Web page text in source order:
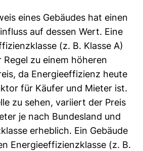
eines Gebäudes hat einen
auf dessen Wert. Eine
(z. B. Klasse A)
zu einem höheren
da Energieeffizienz heute
für Käufer und Mieter ist.
zu sehen, variiert der Preis
je nach Bundesland und
erheblich. Ein Gebäude
Energieeffizienzklasse (z. B.